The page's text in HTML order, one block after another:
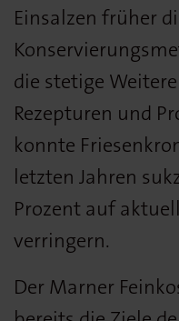
Einsalzen früher
die stetige
Rezepturen und
konnte
letzten Jahren
Prozent auf
verringern.
Der Marner